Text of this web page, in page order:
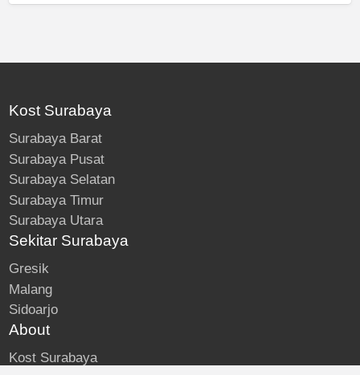
Kost Surabaya
Surabaya Barat
Surabaya Pusat
Surabaya Selatan
Surabaya Timur
Surabaya Utara
Sekitar Surabaya
Gresik
Malang
Sidoarjo
About
Kost Surabaya